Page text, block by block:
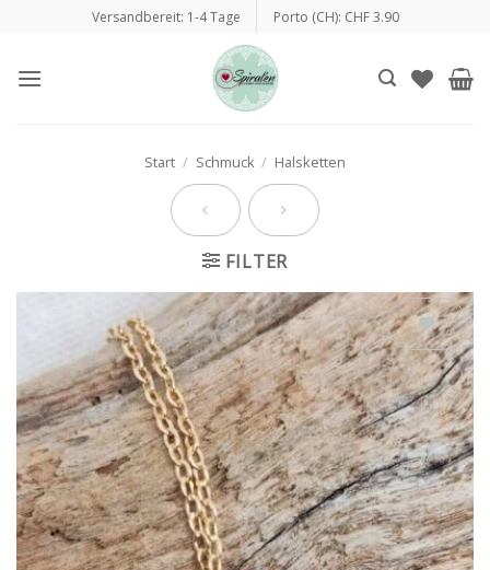
springen
Versandbereit: 1-4 Tage Porto (CH): CHF 3.90
Start / Schmuck / Halsketten
FILTER
Auf die
Wunschliste